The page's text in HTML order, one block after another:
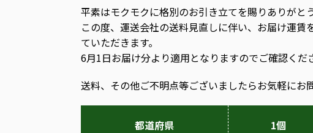
平素はモクモクに格別のお引き立てを賜りありがと
この度、運送会社の送料見直しに伴い、お届け運
ていただきます。
6月1日お届け分より適用となりますのでご確認くだ
送料、その他ご不明点等ございましたらお気軽にお
都道府県 1個